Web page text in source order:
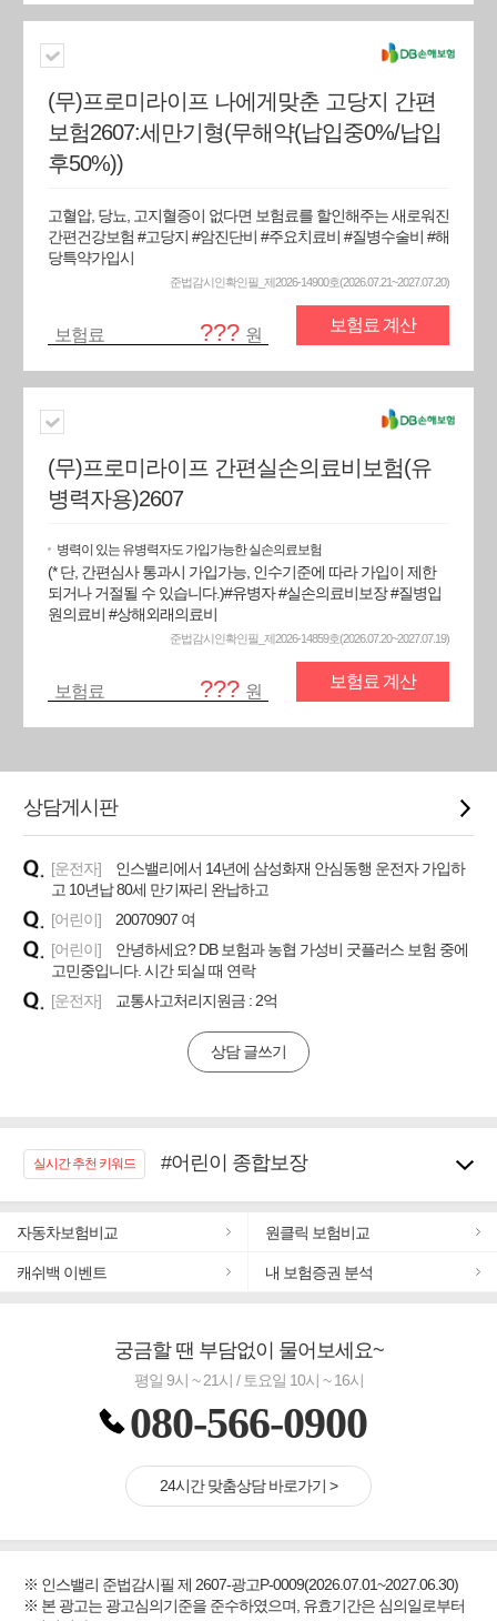
(무)프로미라이프 나에게맞춘 고당지 간편
보험2607:세만기형(무해약(납입중0%/납입
후50%))
고혈압, 당뇨, 고지혈증이 없다면 보험료를 할인해주는 새로워진
간편건강보험 #고당지 #암진단비 #주요치료비 #질병수술비 #해
당특약가입시
준법감시인확인필_제2026-14900호(2026.07.21~2027.07.20)
보험료 ??? 원
보험료 계산
(무)프로미라이프 간편실손의료비보험(유
병력자용)2607
병력이 있는 유병력자도 가입가능한 실손의료보험
(* 단, 간편심사 통과시 가입가능, 인수기준에 따라 가입이 제한
되거나 거절될 수 있습니다.)#유병자 #실손의료비보장 #질병입
원의료비 #상해외래의료비
준법감시인확인필_제2026-14859호(2026.07.20~2027.07.19)
보험료 ??? 원
보험료 계산
상담게시판
[운전자]
인스밸리에서 14년에 삼성화재 안심동행 운전자 가입하
고 10년납 80세 만기짜리 완납하고
[어린이]
20070907 여
[어린이]
안녕하세요? DB 보험과 농협 가성비 굿플러스 보험 중에
고민중입니다. 시간 되실 때 연락
[운전자]
교통사고처리지원금 : 2억
상담 글쓰기
실시간 추천 키워드
#어린이 종합보장
#임플란트, 치아치료보장
#노후대비 연금재테크!
#우리집 화재, 도난대비
#추천골프보험
#교통사고대비 운전자보험
자동차보험비교 원클릭 보험비교
캐쉬백 이벤트 내 보험증권 분석
궁금할 땐 부담없이 물어보세요~
평일 9시 ~ 21시 / 토요일 10시 ~ 16시
080-566-0900
24시간 맞춤상담 바로가기 >
※ 인스밸리 준법감시필 제 2607-광고P-0009(2026.07.01~2027.06.30)
※ 본 광고는 광고심의기준을 준수하였으며, 유효기간은 심의일로부터